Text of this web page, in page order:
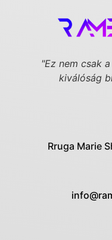
"Ez nem csak
kiválóság
Rruga Marie